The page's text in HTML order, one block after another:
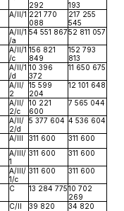
292
193
A/II/1 221 770
088
217 255
545
A/II/1
/a
54 551 86752 811 057
A/II/1
/c
156 821
849
152 793
813
A/II/1
/d
10 396
372
11 650 675
A/II/
2
15 599
204
12 101 648
A/II/
2/c
10 221
600
7 565 044
A/II/
2/d
5 377 604 4 536 604
A/III 311 600
311 600
A/III/
1
311 600 311 600
A/III/
1/c
311 600 311 600
C 13 284 77510 702
269
C/II 39 820
34 820